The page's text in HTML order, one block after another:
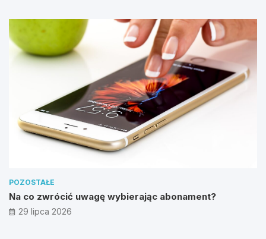
POZOSTAŁE
Na co zwrócić uwagę wybierając abonament?
29 lipca 2026